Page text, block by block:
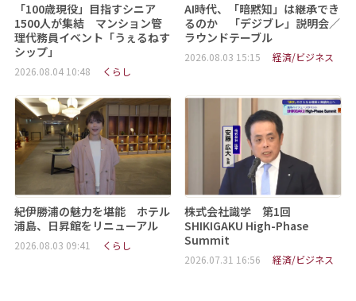
「100歳現役」目指すシニア
1500人が集結 マンション管
理代務員イベント「うぇるねす
シップ」
2026.08.04 10:48 くらし
AI時代、「暗黙知」は継承でき
るのか 「デジブレ」説明会／
ラウンドテーブル
2026.08.03 15:15 経済/ビジネス
紀伊勝浦の魅力を堪能 ホテル
浦島、日昇館をリニューアル
2026.08.03 09:41 くらし
株式会社識学 第1回
SHIKIGAKU High-Phase
Summit
2026.07.31 16:56 経済/ビジネス